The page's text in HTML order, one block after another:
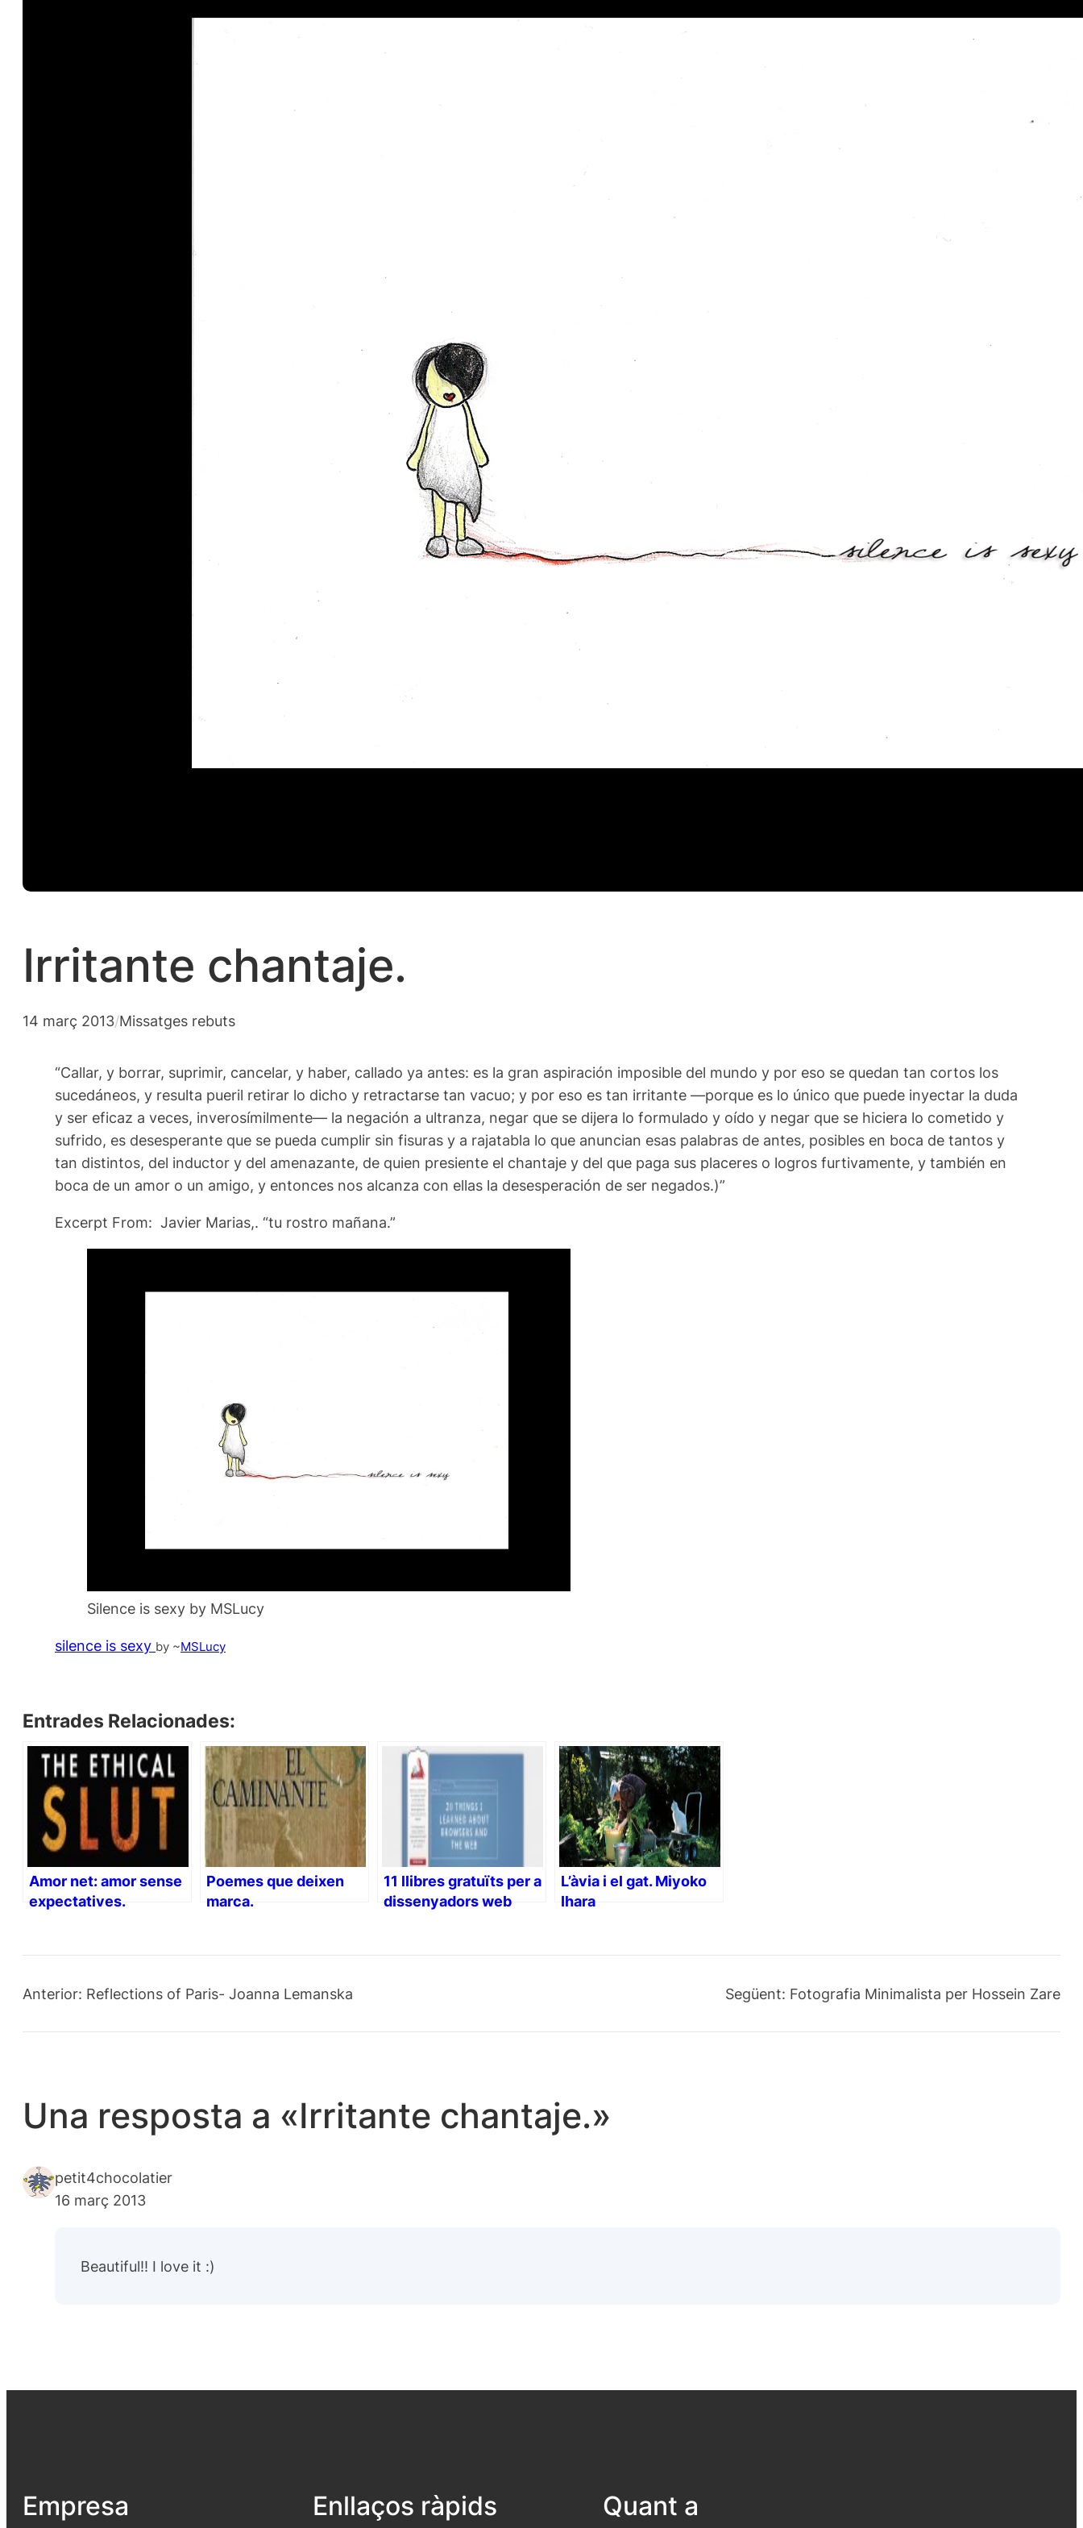
Irritante chantaje.
14 març 2013/Missatges rebuts
“Callar, y borrar, suprimir, cancelar, y haber, callado ya antes: es la gran aspiración imposible del mundo y por eso se quedan tan cortos los
sucedáneos, y resulta pueril retirar lo dicho y retractarse tan vacuo; y por eso es tan irritante —porque es lo único que puede inyectar la duda
y ser eficaz a veces, inverosímilmente— la negación a ultranza, negar que se dijera lo formulado y oído y negar que se hiciera lo cometido y
sufrido, es desesperante que se pueda cumplir sin fisuras y a rajatabla lo que anuncian esas palabras de antes, posibles en boca de tantos y
tan distintos, del inductor y del amenazante, de quien presiente el chantaje y del que paga sus placeres o logros furtivamente, y también en
boca de un amor o un amigo, y entonces nos alcanza con ellas la desesperación de ser negados.)”
Excerpt From: Javier Marias,. “tu rostro mañana.”
Silence is sexy by MSLucy
silence is sexy by ~MSLucy
Entrades Relacionades:
Amor net: amor sense
expectatives.
Poemes que deixen
marca.
11 llibres gratuïts per a
dissenyadors web
L’àvia i el gat. Miyoko
Ihara
Anterior: Reflections of Paris- Joanna Lemanska Següent: Fotografia Minimalista per Hossein Zare
Una resposta a «Irritante chantaje.»
petit4chocolatier
16 març 2013
Beautiful!! I love it :)
Empresa Enllaços ràpids Quant a